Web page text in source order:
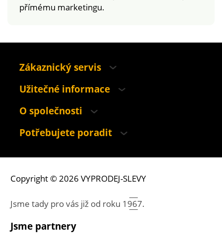
přímému marketingu.
Zákaznický servis
Užitečné informace
O společnosti
Potřebujete poradit
Copyright © 2026 VYPRODEJ-SLEVY
Jsme tady pro vás již od roku 1967.
Jsme partnery